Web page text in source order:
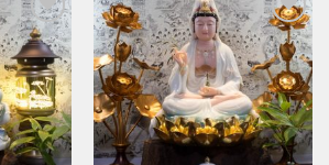
Thêm
vào
danh
sách
yêu
thích
Thêm
vào
danh
sách
yêu
thích